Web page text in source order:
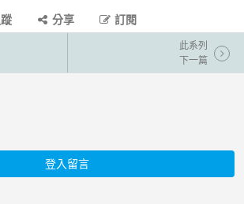
分享 訂閱
此系列
下一篇
登入留言